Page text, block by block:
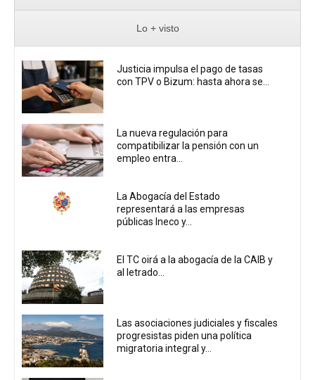
Lo + visto
Justicia impulsa el pago de tasas
con TPV o Bizum: hasta ahora se...
La nueva regulación para
compatibilizar la pensión con un
empleo entra...
La Abogacía del Estado
representará a las empresas
públicas Ineco y...
El TC oirá a la abogacía de la CAIB y
al letrado...
Las asociaciones judiciales y fiscales
progresistas piden una política
migratoria integral y...